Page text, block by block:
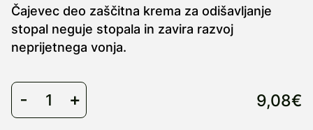
Čajevec deo zaščitna krema za odišavljanje
stopal neguje stopala in zavira razvoj
neprijetnega vonja.
9,08€